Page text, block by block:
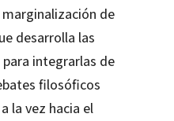
de
desarrolla las
integrarlas de
filosóficos
la vez hacia el